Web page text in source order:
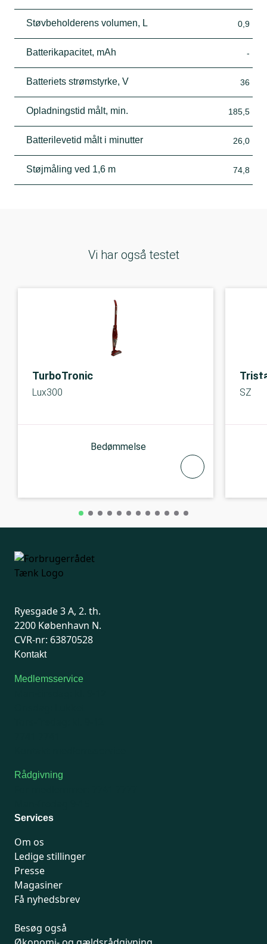
Støvbeholderens volumen, L 0,9
Batterikapacitet, mAh -
Batteriets strømstyrke, V 36
Opladningstid målt, min. 185,5
Batterilevetid målt i minutter 26,0
Støjmåling ved 1,6 m 74,8
Vi har også testet
TurboTronic
Lux300
Bedømmelse
SZ-
Ryesgade 3 A, 2. th.
2200 København N.
CVR-nr: 63870528
Kontakt
Medlemsservice
Rådgivning
Services
Om os
Ledige stillinger
Presse
Magasiner
Få nyhedsbrev
Besøg også